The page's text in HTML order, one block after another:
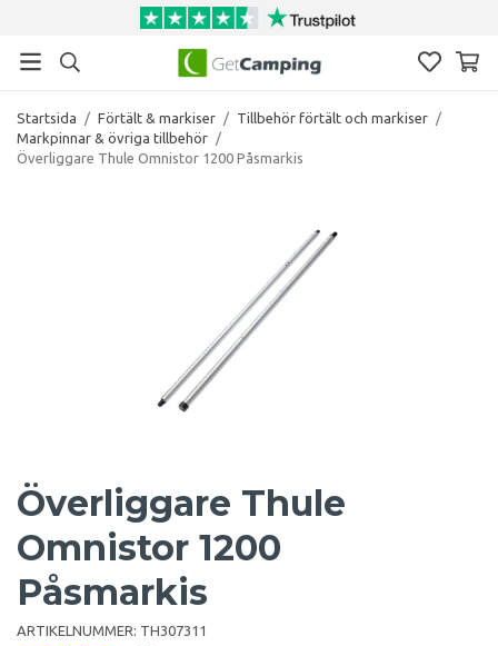
Startsida / Förtält & markiser / Tillbehör förtält och markiser /
Markpinnar & övriga tillbehör /
Överliggare Thule Omnistor 1200 Påsmarkis
Överliggare Thule
Omnistor 1200
Påsmarkis
ARTIKELNUMMER: TH307311